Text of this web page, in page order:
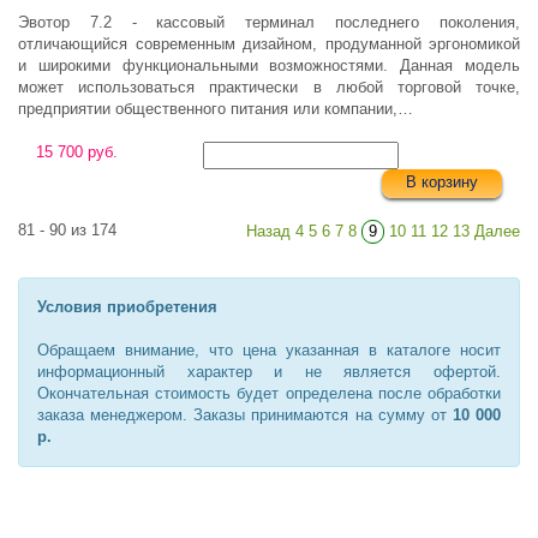
Эвотор 7.2 - кассовый терминал последнего поколения,
отличающийся современным дизайном, продуманной эргономикой
и широкими функциональными возможностями. Данная модель
может использоваться практически в любой торговой точке,
предприятии общественного питания или компании,…
15 700 руб.
В корзину
81 - 90 из 174 Назад 4 5 6 7 8 9 10 11 12 13 Далее
Условия приобретения
Обращаем внимание, что цена указанная в каталоге носит
информационный характер и не является офертой.
Окончательная стоимость будет определена после обработки
заказа менеджером. Заказы принимаются на сумму от 10 000
р.